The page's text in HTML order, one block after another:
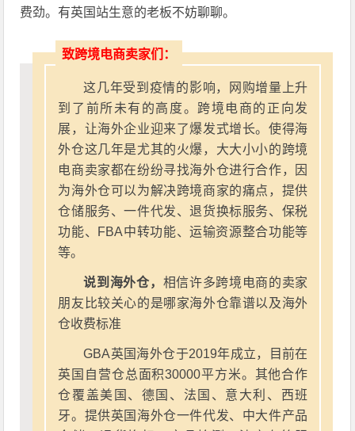
费劲。有英国站生意的老板不妨聊聊。
致跨境电商卖家们：
这几年受到疫情的影响，网购增量上升
到了前所未有的高度。跨境电商的正向发
展，让海外企业迎来了爆发式增长。使得海
外仓这几年是尤其的火爆，大大小小的跨境
电商卖家都在纷纷寻找海外仓进行合作，因
为海外仓可以为解决跨境商家的痛点，提供
仓储服务、一件代发、退货换标服务、保税
功能、FBA中转功能、运输资源整合功能等
等。
说到海外仓， 相信许多跨境电商的卖家
朋友比较关心的是哪家海外仓靠谱以及海外
仓收费标准
GBA英国海外仓于2019年成立，目前在
英国自营仓总面积30000平方米。其他合作
仓覆盖美国、德国、法国、意大利、西班
牙。提供英国海外仓一件代发、中大件产品